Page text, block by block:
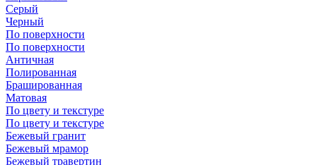
Серый
Черный
По поверхности
По поверхности
Античная
Полированная
Брашированная
Матовая
По цвету и текстуре
По цвету и текстуре
Бежевый гранит
Бежевый мрамор
Бежевый травертин